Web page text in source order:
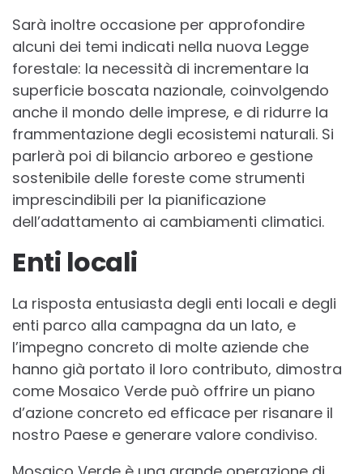
Sarà inoltre occasione per approfondire
alcuni dei temi indicati nella nuova Legge
forestale: la necessità di incrementare la
superficie boscata nazionale, coinvolgendo
anche il mondo delle imprese, e di ridurre la
frammentazione degli ecosistemi naturali. Si
parlerà poi di bilancio arboreo e gestione
sostenibile delle foreste come strumenti
imprescindibili per la pianificazione
dell’adattamento ai cambiamenti climatici.
Enti locali
La risposta entusiasta degli enti locali e degli
enti parco alla campagna da un lato, e
l’impegno concreto di molte aziende che
hanno già portato il loro contributo, dimostra
come Mosaico Verde può offrire un piano
d’azione concreto ed efficace per risanare il
nostro Paese e generare valore condiviso.